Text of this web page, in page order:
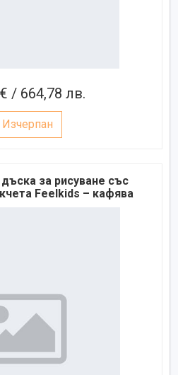
/ 664,78 лв.
Изчерпан
за рисуване със
Feelkids – кафява